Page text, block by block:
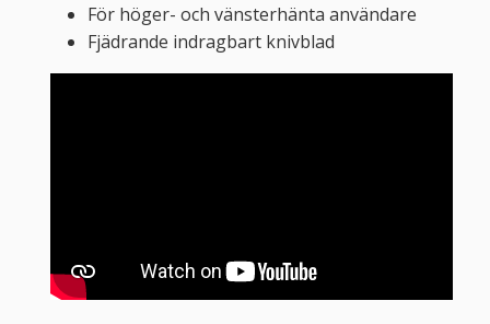
För höger- och vänsterhänta användare
Fjädrande indragbart knivblad